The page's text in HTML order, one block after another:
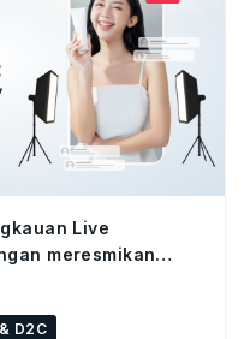
Live
meresmikan
D2C